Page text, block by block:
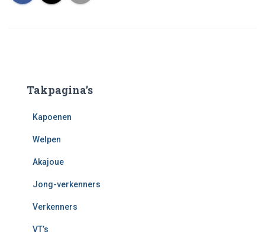
Takpagina’s
Kapoenen
Welpen
Akajoue
Jong-verkenners
Verkenners
VT’s